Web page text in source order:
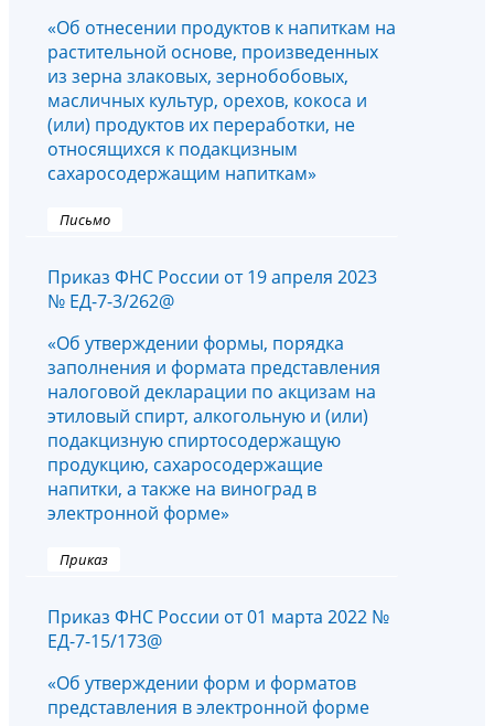
«Об отнесении продуктов к напиткам на
растительной основе, произведенных
из зерна злаковых, зернобобовых,
масличных культур, орехов, кокоса и
(или) продуктов их переработки, не
относящихся к подакцизным
сахаросодержащим напиткам»
Письмо
Приказ ФНС России от 19 апреля 2023
№ ЕД-7-3/262@
«Об утверждении формы, порядка
заполнения и формата представления
налоговой декларации по акцизам на
этиловый спирт, алкогольную и (или)
подакцизную спиртосодержащую
продукцию, сахаросодержащие
напитки, а также на виноград в
электронной форме»
Приказ
Приказ ФНС России от 01 марта 2022 №
ЕД-7-15/173@
«Об утверждении форм и форматов
представления в электронной форме